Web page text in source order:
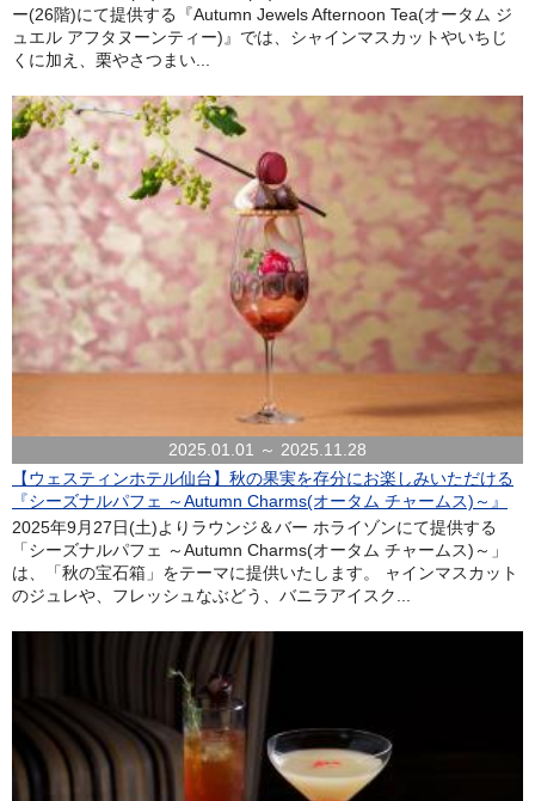
ー(26階)にて提供する『Autumn Jewels Afternoon Tea(オータム ジ
ュエル アフタヌーンティー)』では、シャインマスカットやいちじ
くに加え、栗やさつまい...
2025.01.01 ～ 2025.11.28
【ウェスティンホテル仙台】秋の果実を存分にお楽しみいただける
『シーズナルパフェ ～Autumn Charms(オータム チャームス)～』
2025年9月27日(土)よりラウンジ＆バー ホライゾンにて提供する
「シーズナルパフェ ～Autumn Charms(オータム チャームス)～」
は、「秋の宝石箱」をテーマに提供いたします。 ャインマスカット
のジュレや、フレッシュなぶどう、バニラアイスク...